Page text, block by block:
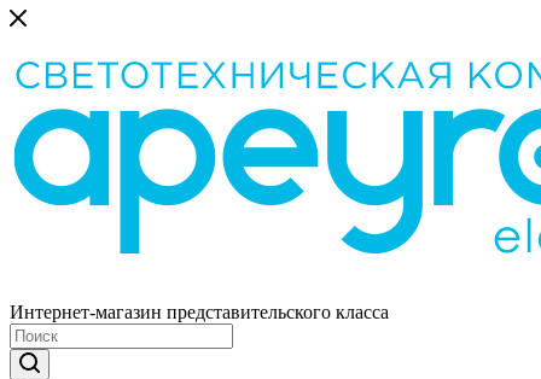
Интернет-магазин представительского класса